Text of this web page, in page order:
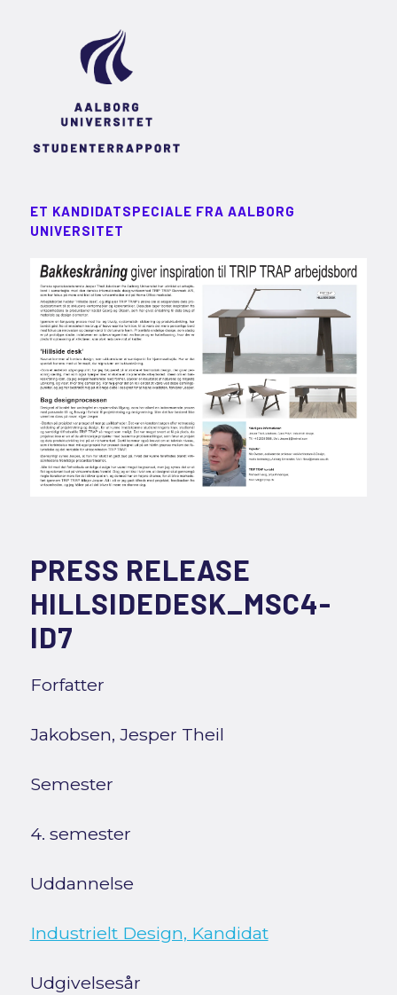
ET KANDIDATSPECIALE FRA AALBORG
UNIVERSITET
PRESS RELEASE
HILLSIDEDESK_MSC4-
ID7
Forfatter
Jakobsen, Jesper Theil
Semester
4. semester
Uddannelse
Industrielt Design, Kandidat
Udgivelsesår